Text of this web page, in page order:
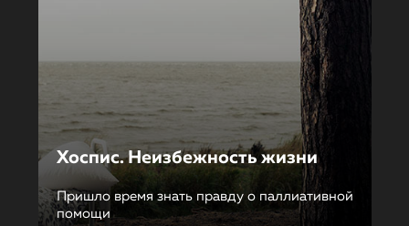
Хоспис. Неизбежность жизни
Пришло время знать правду о паллиативной
помощи